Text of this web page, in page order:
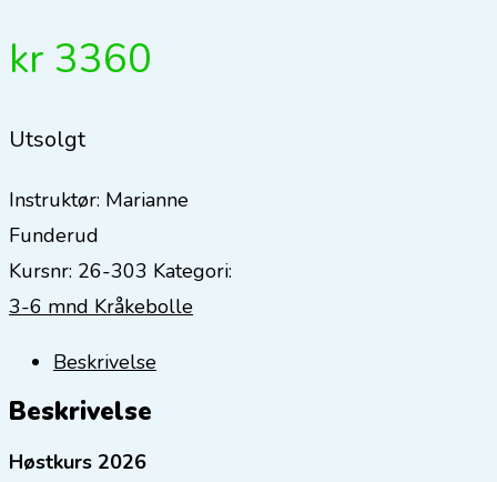
kr 3360
Utsolgt
Instruktør: Marianne
Funderud
Kursnr: 26-303 Kategori:
3-6 mnd Kråkebolle
Beskrivelse
Beskrivelse
Høstkurs 2026